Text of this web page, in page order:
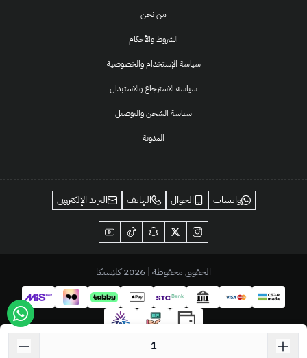
من نحن
الشروط والأحكام
سياسة الإستخدام والخصوصية
سياسة الاسترجاع والاستبدال
سياسة الشحن والتوصيل
المدونة
واتساب الجوال الهاتف البريد الإلكتروني
الحقوق محفوظة | 2026 كلاسيكا